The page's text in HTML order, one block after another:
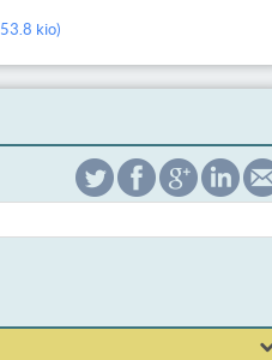
53.8 kio)